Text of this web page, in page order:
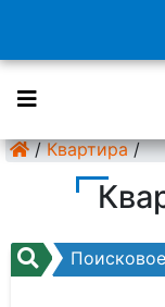
/ Квартира /